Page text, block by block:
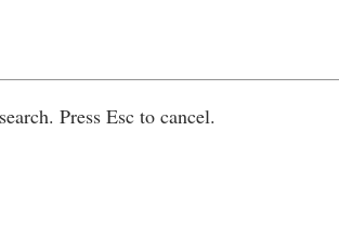
Press Esc to cancel.